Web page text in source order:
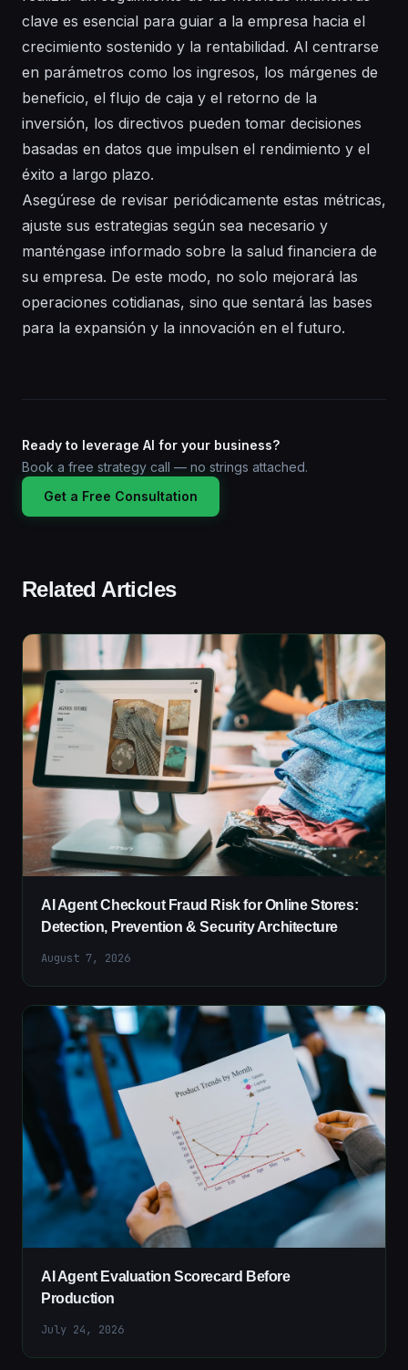
clave es esencial para guiar a la empresa hacia el
crecimiento sostenido y la rentabilidad. Al centrarse
en parámetros como los ingresos, los márgenes de
beneficio, el flujo de caja y el retorno de la
inversión, los directivos pueden tomar decisiones
basadas en datos que impulsen el rendimiento y el
éxito a largo plazo.
Asegúrese de revisar periódicamente estas métricas,
ajuste sus estrategias según sea necesario y
manténgase informado sobre la salud financiera de
su empresa. De este modo, no solo mejorará las
operaciones cotidianas, sino que sentará las bases
para la expansión y la innovación en el futuro.
Ready to leverage AI for your business?
Book a free strategy call — no strings attached.
Get a Free Consultation
Related Articles
AI Agent Checkout Fraud Risk for Online Stores:
Detection, Prevention & Security Architecture
August 7, 2026
AI Agent Evaluation Scorecard Before
Production
July 24, 2026